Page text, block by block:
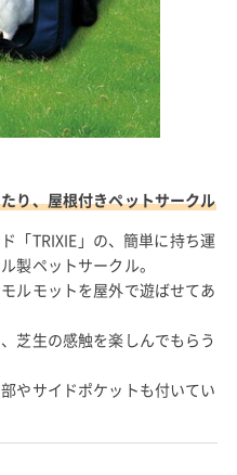
り、屋根付きペットサークル
「TRIXIE」の、簡単に持ち運
製ペットサークル。
ルモットを屋外で遊ばせてあ
芝生の感触を楽しんでもらう
やサイドポケットも付いてい